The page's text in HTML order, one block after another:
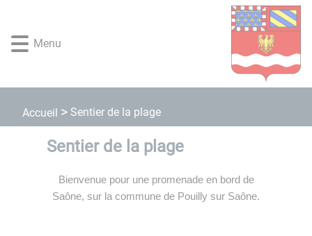
rapide
au
rapide
au
principal
rapide
recherche
rapide
au
de
Menu
Accueil Sentier de la plage
Sentier de la plage
Bienvenue pour une promenade en bord de
Saône, sur la commune de Pouilly sur Saône.